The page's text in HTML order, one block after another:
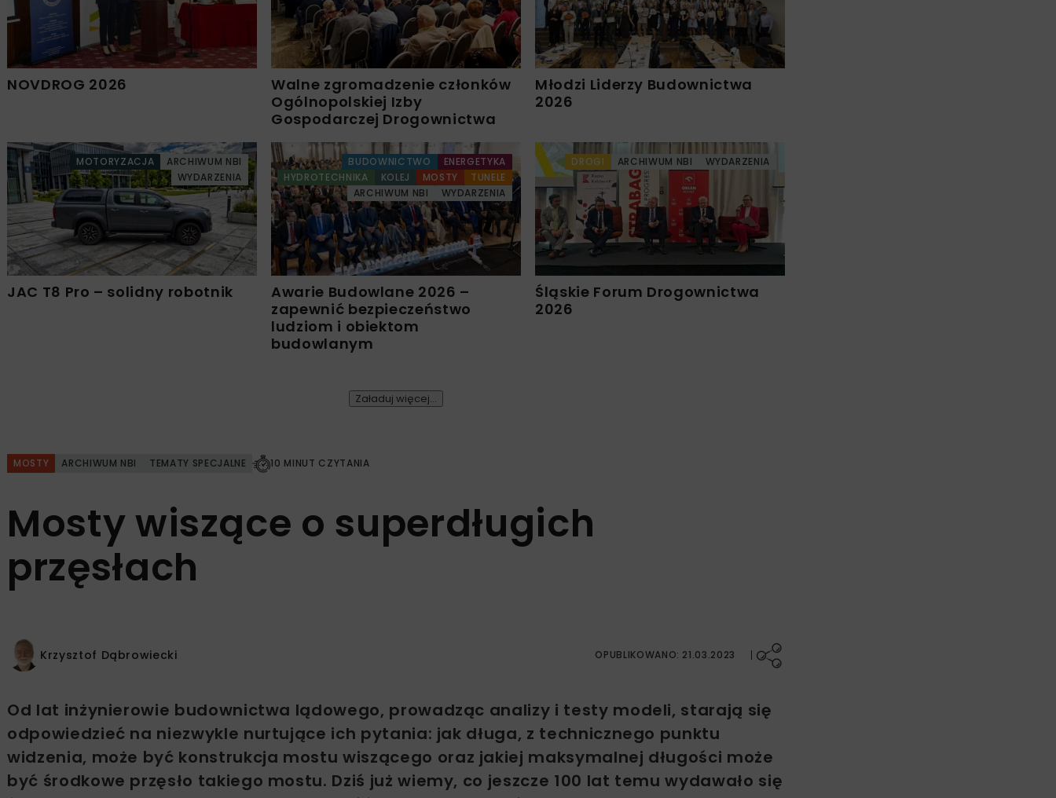
NOVDROG 2026
Walne zgromadzenie członków
Ogólnopolskiej Izby
Gospodarczej Drogownictwa
Młodzi Liderzy Budownictwa
2026
MOTORYZACJA
ARCHIWUM NBI
WYDARZENIA
JAC T8 Pro – solidny robotnik
BUDOWNICTWO
ENERGETYKA
HYDROTECHNIKA
KOLEJ MOSTY
TUNELE
ARCHIWUM NBI
WYDARZENIA
Awarie Budowlane 2026 –
zapewnić bezpieczeństwo
ludziom i obiektom
budowlanym
DROGI ARCHIWUM NBI WYDARZENIA
Śląskie Forum Drogownictwa
2026
Załaduj więcej...
MOSTY ARCHIWUM NBI TEMATY SPECJALNE 10 MINUT CZYTANIA
Mosty wiszące o superdługich
przęsłach
Krzysztof Dąbrowiecki OPUBLIKOWANO: 21.03.2023
Od lat inżynierowie budownictwa lądowego, prowadząc analizy i testy modeli, starają się
odpowiedzieć na niezwykle nurtujące ich pytania: jak długa, z technicznego punktu
widzenia, może być konstrukcja mostu wiszącego oraz jakiej maksymalnej długości może
być środkowe przęsło takiego mostu. Dziś już wiemy, co jeszcze 100 lat temu wydawało się